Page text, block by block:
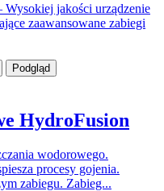
jakości urządzenie
zaawansowane zabiegi
Podgląd
HydroFusion
wodorowego.
procesy gojenia.
zabiegu. Zabieg...